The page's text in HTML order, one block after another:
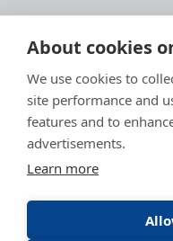
About cookies
We use cookies to
site performance and
features and to
advertisements.
Learn more